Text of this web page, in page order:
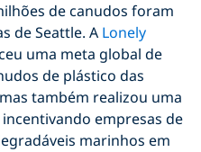
de canudos foram
de Seattle. A Lonely
uma meta global de
de plástico das
também realizou uma
empresas de
marinhos em